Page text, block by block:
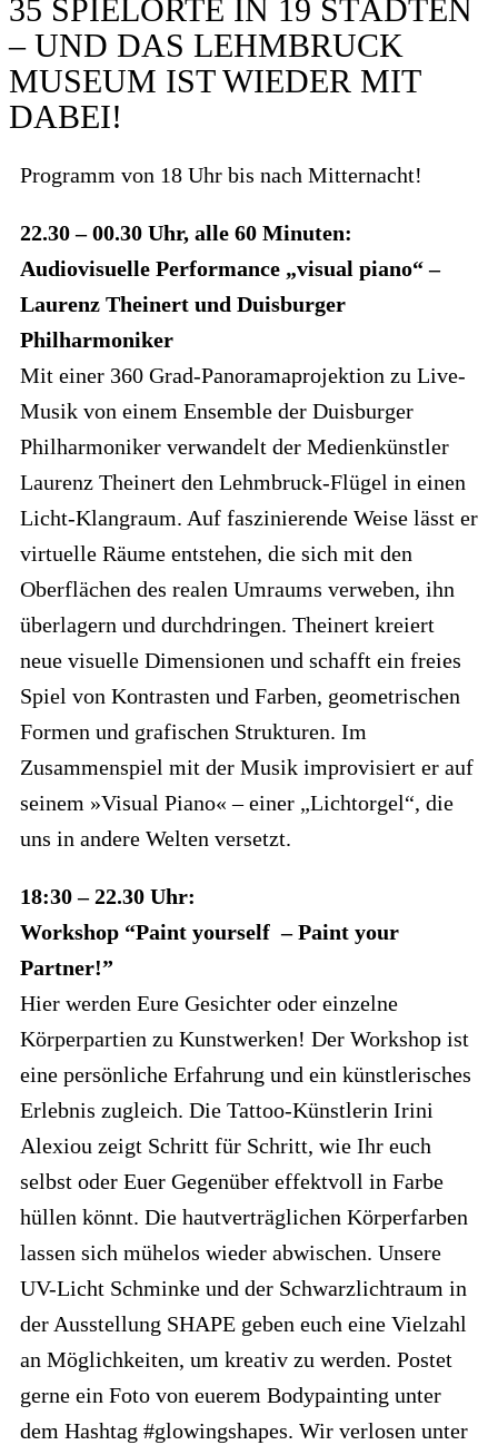
35 SPIELORTE IN 19 STÄDTEN
– UND DAS LEHMBRUCK
MUSEUM IST WIEDER MIT
DABEI!
Programm von 18 Uhr bis nach Mitternacht!
22.30 – 00.30 Uhr, alle 60 Minuten:
Audiovisuelle Performance „visual piano“ –
Laurenz Theinert und Duisburger
Philharmoniker
Mit einer 360 Grad-Panoramaprojektion zu Live-
Musik von einem Ensemble der Duisburger
Philharmoniker verwandelt der Medienkünstler
Laurenz Theinert den Lehmbruck-Flügel in einen
Licht-Klangraum. Auf faszinierende Weise lässt er
virtuelle Räume entstehen, die sich mit den
Oberflächen des realen Umraums verweben, ihn
überlagern und durchdringen. Theinert kreiert
neue visuelle Dimensionen und schafft ein freies
Spiel von Kontrasten und Farben, geometrischen
Formen und grafischen Strukturen. Im
Zusammenspiel mit der Musik improvisiert er auf
seinem »Visual Piano« – einer „Lichtorgel“, die
uns in andere Welten versetzt.
18:30 – 22.30 Uhr:
Workshop “Paint yourself – Paint your
Partner!”
Hier werden Eure Gesichter oder einzelne
Körperpartien zu Kunstwerken! Der Workshop ist
eine persönliche Erfahrung und ein künstlerisches
Erlebnis zugleich. Die Tattoo-Künstlerin Irini
Alexiou zeigt Schritt für Schritt, wie Ihr euch
selbst oder Euer Gegenüber effektvoll in Farbe
hüllen könnt. Die hautverträglichen Körperfarben
lassen sich mühelos wieder abwischen. Unsere
UV-Licht Schminke und der Schwarzlichtraum in
der Ausstellung SHAPE geben euch eine Vielzahl
an Möglichkeiten, um kreativ zu werden. Postet
gerne ein Foto von euerem Bodypainting unter
dem Hashtag #glowingshapes. Wir verlosen unter